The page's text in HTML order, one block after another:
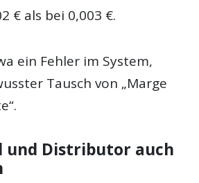
€ als bei 0,003 €.
ein Fehler im System,
Tausch von „Marge
und Distributor auch